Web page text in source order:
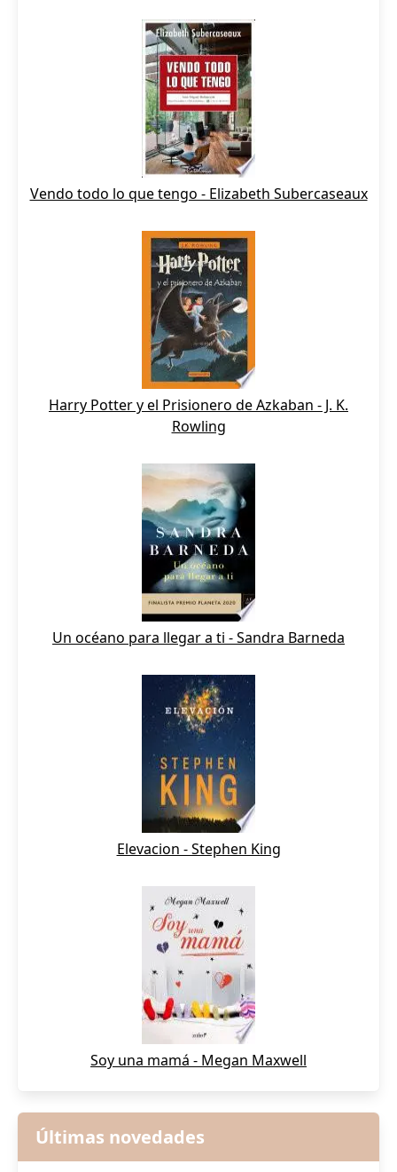
Vendo todo lo que tengo - Elizabeth Subercaseaux
Harry Potter y el Prisionero de Azkaban - J. K.
Rowling
Un océano para llegar a ti - Sandra Barneda
Elevacion - Stephen King
Soy una mamá - Megan Maxwell
Últimas novedades